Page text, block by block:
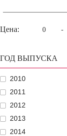
Цена: -
ГОД ВЫПУСКА
2010
2011
2012
2013
2014